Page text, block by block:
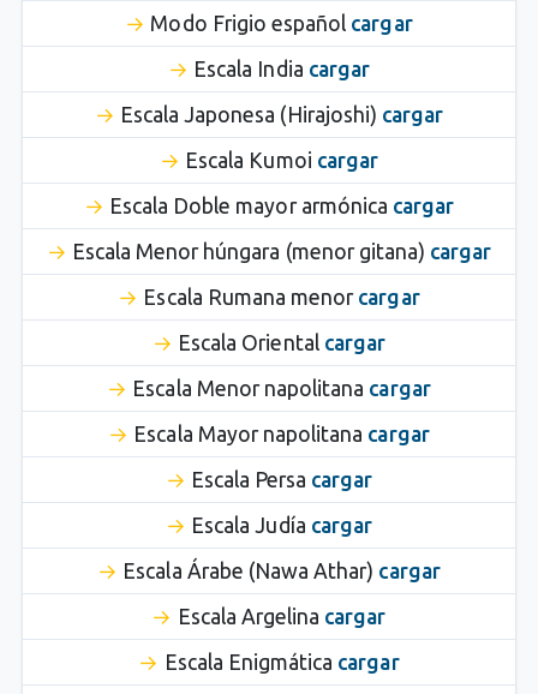
Modo Frigio español cargar
Escala India cargar
Escala Japonesa (Hirajoshi) cargar
Escala Kumoi cargar
Escala Doble mayor armónica cargar
Escala Menor húngara (menor gitana) cargar
Escala Rumana menor cargar
Escala Oriental cargar
Escala Menor napolitana cargar
Escala Mayor napolitana cargar
Escala Persa cargar
Escala Judía cargar
Escala Árabe (Nawa Athar) cargar
Escala Argelina cargar
Escala Enigmática cargar